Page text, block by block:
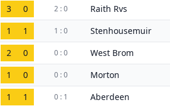
3 0 2 : 0 Raith Rvs
1 1 1 : 0 Stenhousemuir
2 0 0 : 0 West Brom
1 0 0 : 0 Morton
1 1 0 : 1 Aberdeen